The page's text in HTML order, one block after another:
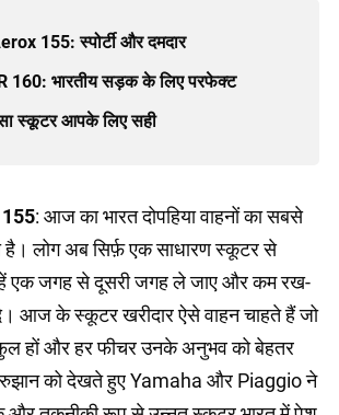
155: स्पोर्टी और दमदार
160: भारतीय सड़क के लिए परफेक्ट
स्कूटर आपके लिए सही
: आज का भारत दोपहिया वाहनों का सबसे
है। लोग अब सिर्फ़ एक साधारण स्कूटर से
एक जगह से दूसरी जगह ले जाए और कम रख-
आज के स्कूटर खरीदार ऐसे वाहन चाहते हैं जो
हों और हर फीचर उनके अनुभव को बेहतर
रुझान को देखते हुए Yamaha और Piaggio ने